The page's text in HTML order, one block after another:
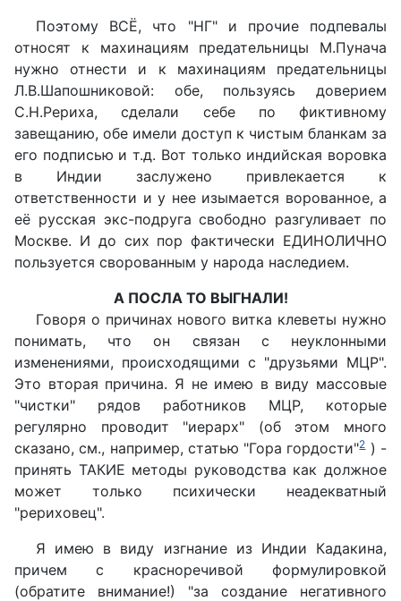
Поэтому ВСЁ, что "НГ" и прочие подпевалы
относят к махинациям предательницы М.Пунача
нужно отнести и к махинациям предательницы
Л.В.Шапошниковой: обе, пользуясь доверием
С.Н.Рериха, сделали себе по фиктивному
завещанию, обе имели доступ к чистым бланкам за
его подписью и т.д. Вот только индийская воровка
в Индии заслужено привлекается к
ответственности и у нее изымается ворованное, а
её русская экс-подруга свободно разгуливает по
Москве. И до сих пор фактически ЕДИНОЛИЧНО
пользуется сворованным у народа наследием.
А ПОСЛА ТО ВЫГНАЛИ!
Говоря о причинах нового витка клеветы нужно
понимать, что он связан с неуклонными
изменениями, происходящими с "друзьями МЦР".
Это вторая причина. Я не имею в виду массовые
"чистки" рядов работников МЦР, которые
регулярно проводит "иерарх" (об этом много
сказано, см., например, статью "Гора гордости"2) -
принять ТАКИЕ методы руководства как должное
может только психически неадекватный
"рериховец".
Я имею в виду изгнание из Индии Кадакина,
причем с красноречивой формулировкой
(обратите внимание!) "за создание негативного